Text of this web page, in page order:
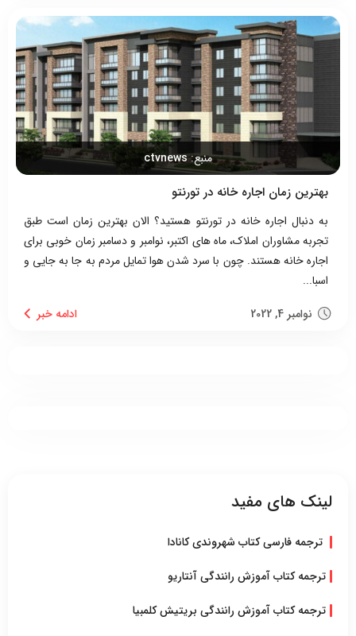
منبع:ctvnews
بهترین زمان اجاره خانه در تورنتو
به دنبال اجاره خانه در تورنتو هستید؟ الان بهترین زمان است طبق
تجربه مشاوران املاک، ماه های اکتبر، نوامبر و دسامبر زمان خوبی برای
اجاره خانه هستند. چون با سرد شدن هوا تمایل مردم به جا به جایی و
اسبا...
نوامبر 4, 2022
لینک های مفید
ترجمه فارسی کتاب شهروندی کانادا
ترجمه کتاب آموزش رانندگی آنتاریو
ترجمه کتاب آموزش رانندگی بریتیش کلمبیا